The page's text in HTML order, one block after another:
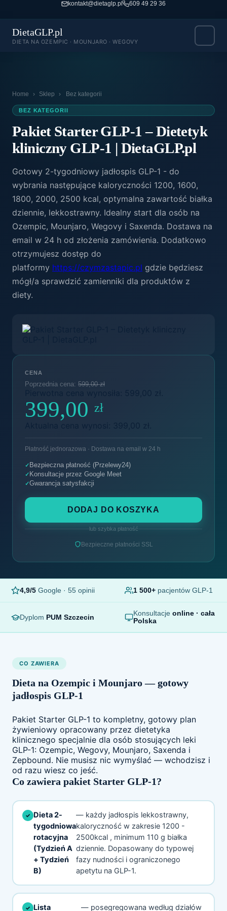
kontakt@dietaglp.pl 609 49 29 36
DietaGLP.pl
DIETA NA OZEMPIC · MOUNJARO · WEGOVY
Home › Sklep › Bez kategorii
BEZ KATEGORII
Pakiet Starter GLP-1 – Dietetyk
kliniczny GLP-1 | DietaGLP.pl
Gotowy 2-tygodniowy jadłospis GLP-1 - do
wybrania następujące kaloryczności 1200, 1600,
1800, 2000, 2500 kcal, optymalna zawartość białka
dziennie, lekkostrawny. Idealny start dla osób na
Ozempic, Mounjaro, Wegovy i Saxenda. Dostawa na
email w 24 h od złożenia zamówienia. Dodatkowo
otrzymujesz dostęp do
platformy https://czymzastapic.pl gdzie będziesz
mógł/a sprawdzić zamienniki dla produktów z
diety.
CENA
599,00zł
399,00 zł
Płatność jednorazowa · Dostawa na email w 24 h
Bezpieczna płatność (Przelewy24)
Konsultacje przez Google Meet
Gwarancja satysfakcji
DODAJ DO KOSZYKA
lub szybka płatność
Bezpieczne płatności SSL
4,9/5 Google · 55 opinii 1 500+ pacjentów GLP-1
Dyplom PUM Szczecin Konsultacje online · cała
Polska
CO ZAWIERA
Dieta na Ozempic i Mounjaro — gotowy
jadłospis GLP-1
Pakiet Starter GLP-1 to kompletny, gotowy plan
żywieniowy opracowany przez dietetyka
klinicznego specjalnie dla osób stosujących leki
GLP-1: Ozempic, Wegovy, Mounjaro, Saxenda i
Zepbound. Nie musisz nic wymyślać — wchodzisz i
od razu wiesz co jeść.
Co zawiera pakiet Starter GLP-1?
Dieta 2-
tygodniowa
rotacyjna
(Tydzień A
+ Tydzień
B)
— każdy jadłospis lekkostrawny,
kaloryczność w zakresie 1200 -
2500kcal , minimum 110 g białka
dziennie. Dopasowany do typowej
fazy nudności i ograniczonego
apetytu na GLP-1.
Lista — posegregowana według działów